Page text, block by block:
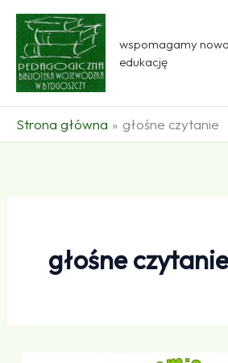
Przejdź
treści
wspomagamy
edukację
Strona główna głośne czytanie
głośne